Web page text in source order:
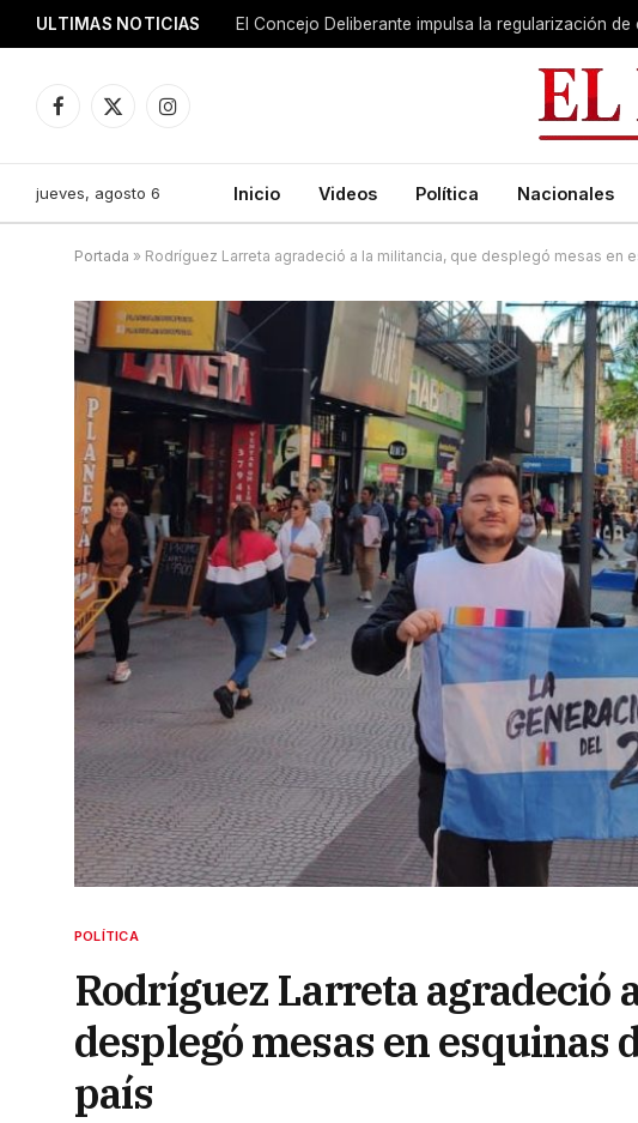
ULTIMAS NOTICIAS El Concejo Deliberante impulsa la regularización
Facebook
X
Instagram
jueves, agosto 6 Inicio Videos Política Nacionales
Portada » Rodríguez Larreta agradeció a la militancia, que desplegó mesas en
POLÍTICA
Rodríguez Larreta agradeció
desplegó mesas en esquinas
país